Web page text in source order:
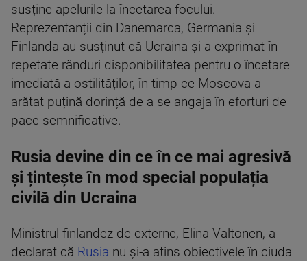
susține apelurile la încetarea focului.
Reprezentanții din Danemarca, Germania și
Finlanda au susținut că Ucraina și-a exprimat în
repetate rânduri disponibilitatea pentru o încetare
imediată a ostilităților, în timp ce Moscova a
arătat puțină dorință de a se angaja în eforturi de
pace semnificative.
Rusia devine din ce în ce mai agresivă
și țintește în mod special populația
civilă din Ucraina
Ministrul finlandez de externe, Elina Valtonen, a
declarat că Rusia nu și-a atins obiectivele în ciuda